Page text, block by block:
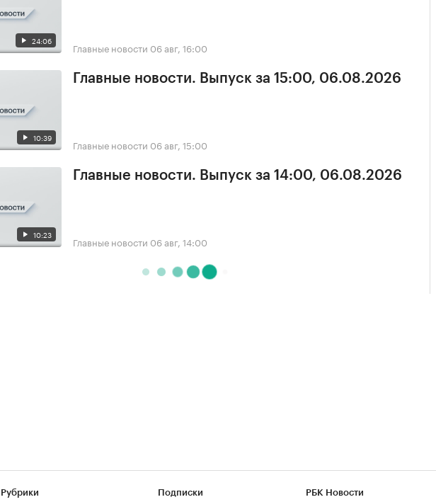
24:06 Главные новости 06 авг, 16:00
10:39
Главные новости. Выпуск за 15:00, 06.08.2026
Главные новости 06 авг, 15:00
10:23
Главные новости. Выпуск за 14:00, 06.08.2026
Главные новости 06 авг, 14:00
Рубрики Подписки РБК Новости